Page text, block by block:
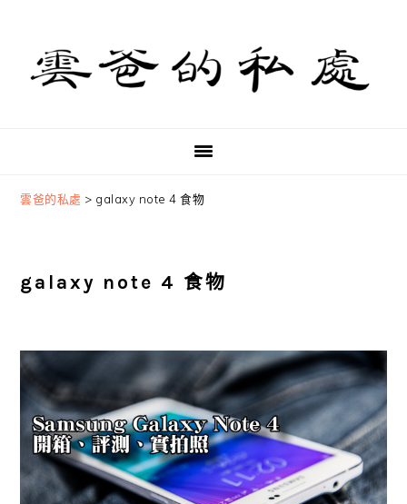
primary
navigation
content
primary
sidebar
雲爸的私處 > galaxy note 4 食物
galaxy note 4 食物